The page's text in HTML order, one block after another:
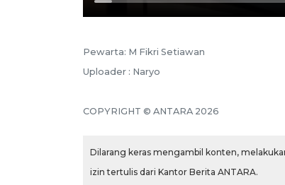
Pewarta: M Fikri Setiawan
Uploader : Naryo
COPYRIGHT © ANTARA 2026
Dilarang keras mengambil konten,
izin tertulis dari Kantor Berita ANTARA.